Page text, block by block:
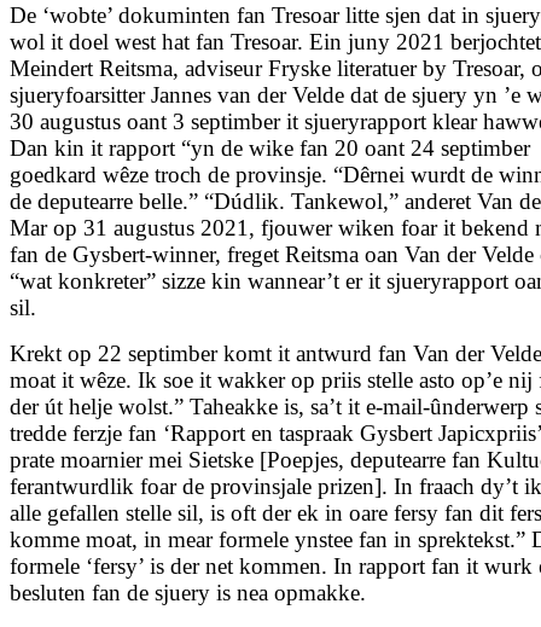
De ‘wobte’ dokuminten fan Tresoar litte sjen dat in
wol it doel west hat fan Tresoar. Ein juny 2021 berjochtet
Meindert Reitsma, adviseur Fryske literatuer by Tresoar,
sjuery­foarsitter Jannes van der Velde dat de sjuery yn ’e
30 augustus oant 3 septimber it sjueryrapport klear
Dan kin it rapport “yn de wike fan 20 oant 24 septimber
goedkard wêze troch de provinsje. “Dêrnei wurdt de
de deputearre belle.” “Dúdlik. Tankewol,” anderet Van
Mar op 31 augustus 2021, fjouwer wiken foar it bekend
fan de Gysbert-winner, freget Reitsma oan Van der
“wat konkreter” sizze kin wannear’t er it sjueryrapport
sil.
Krekt op 22 septimber komt it antwurd fan Van der
moat it wêze. Ik soe it wakker op priis stelle asto op’e nij
der út helje wolst.” Taheakke is, sa’t it e-mail-ûnderwerp
tredde ferzje fan ‘Rapport en taspraak Gysbert
prate moarnier mei Sietske [Poepjes, deputearre fan
ferant­wurdlik foar de provinsjale prizen]. In fraach dy’t
alle gefallen stelle sil, is oft der ek in oare fersy fan dit
komme moat, in mear formele ynstee fan in sprektekst.”
formele ‘fersy’ is der net kommen. In rapport fan it wurk
besluten fan de sjuery is nea opmakke.